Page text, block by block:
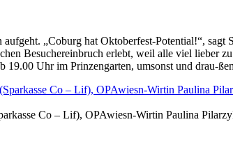
„Coburg hat Oktoberfest-Potential!“,
Besuchereinbruch erlebt, weil alle viel lieber
Uhr im Prinzengarten, umsonst und drau-
Co – Lif), OPAwiesn-Wirtin Paulina